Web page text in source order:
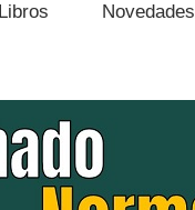
Libros Novedades